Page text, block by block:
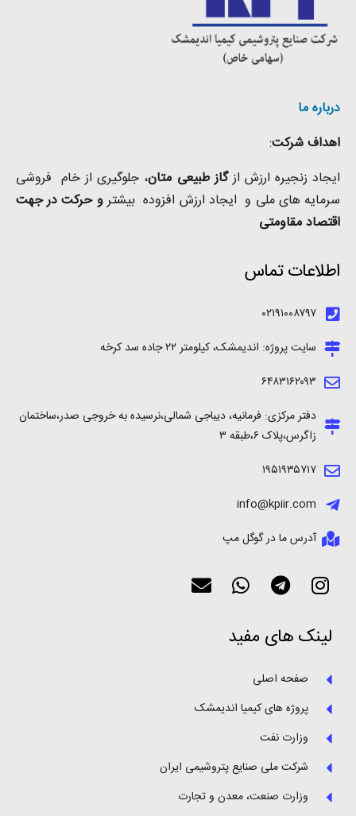
درباره ما
اهداف شرکت:
ایجاد زنجیره ارزش ازگاز طبیعی متان، جلوگیری از خام فروشی
سرمایه های ملی و ایجاد ارزش افزوده بیشترو حرکت در جهت
اقتصاد مقاومتی
اطلاعات تماس
۰۲۱۹۱۰۰۸۷۹۷
سایت پروژه: اندیمشک، کیلومتر ۲۲ جاده سد کرخه
۶۴۸۳۱۶۲۰۹۳
دفتر مرکزی: فرمانیه، دیباجی شمالی،نرسیده به خروجی صدر،ساختمان
زاگرس،پلاک ۶،طبقه ۳
۱۹۵۱۹۳۵۷۱۷
info@kpiir.com
آدرس ما در گوگل مپ
لینک های مفید
صفحه اصلی
پروژه های کیمیا اندیمشک
وزارت نفت
شرکت ملی صنایع پتروشیمی ایران
وزارت صنعت، معدن و تجارت